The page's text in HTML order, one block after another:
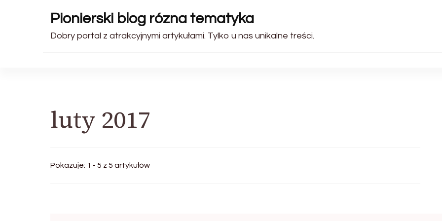
Pionierski blog rózna tematyka
Dobry portal z atrakcyjnymi artykułami. Tylko u nas unikalne treści.
luty 2017
Pokazuje: 1 - 5 z 5 artykułów